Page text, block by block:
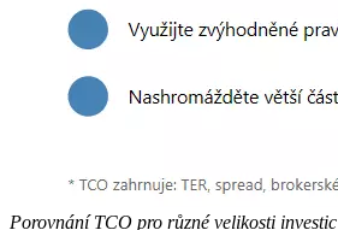
Porovnání TCO pro různé velikosti investic